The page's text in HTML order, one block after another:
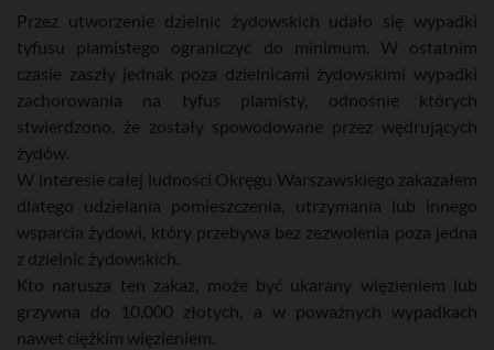
Przez utworzenie dzielnic żydowskich udało się wypadki
tyfusu plamistego ograniczyć do minimum. W ostatnim
czasie zaszły jednak poza dzielnicami żydowskimi wypadki
zachorowania na tyfus plamisty, odnośnie których
stwierdzono, że zostały spowodowane przez wędrujących
żydów.
W interesie całej ludności Okręgu Warszawskiego zakazałem
dlatego udzielania pomieszczenia, utrzymania lub innego
wsparcia żydowi, który przebywa bez zezwolenia poza jedna
z dzielnic żydowskich.
Kto narusza ten zakaz, może być ukarany więzieniem lub
grzywna do 10.000 złotych, a w poważnych wypadkach
nawet ciężkim więzieniem.